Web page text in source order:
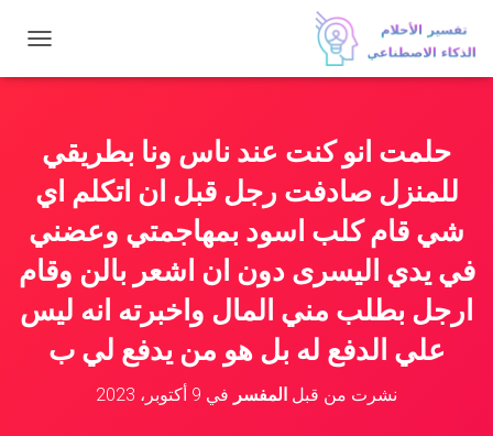
ب
ت
ق
حلمت انو كنت عند ناس ونا بطريقي
للمنزل صادفت رجل قبل ان اتكلم اي
شي قام كلب اسود بمهاجمتي وعضني
في يدي اليسرى دون ان اشعر بالن وقام
ارجل بطلب مني المال واخبرته انه ليس
علي الدفع له بل هو من يدفع لي ب
نشرت من قبل المفسر في 9 أكتوبر، 2023